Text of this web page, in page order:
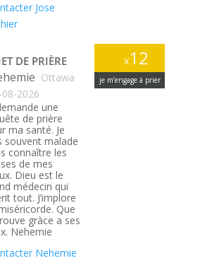
Jose
x12
je m’engage à prier
DE PRIÈRE
Ottawa
08-2026
une
de prière
ma santé. Je
souvent malade
connaître les
de mes
Dieu est le
médecin qui
tout. J’implore
Que
gràce a ses
Nehemie
Nehemie